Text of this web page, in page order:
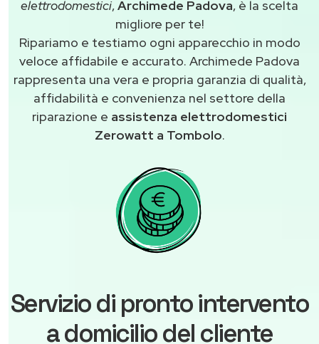
elettrodomestici,Archimede Padova, è la scelta
migliore per te!
Ripariamo e testiamo ogni apparecchio in modo
veloce affidabile e accurato. Archimede Padova
rappresenta una vera e propria garanzia di qualità,
affidabilità e convenienza nel settore della
riparazione e assistenza elettrodomestici
Zerowatt a Tombolo.
Servizio di pronto intervento
a domicilio del cliente